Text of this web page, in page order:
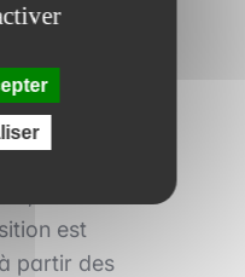
ou LBO
lorsqu’il
sponsor
le
est
partir des